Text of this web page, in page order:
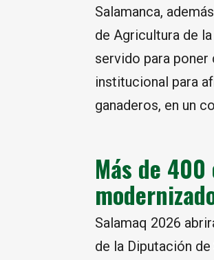
Salamanca,
de Agricultura de
servido para poner
institucional para
ganaderos, en un
Más de
Salamaq 2026
de la Diputación